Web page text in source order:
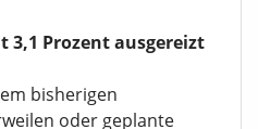
Prozent ausgereizt